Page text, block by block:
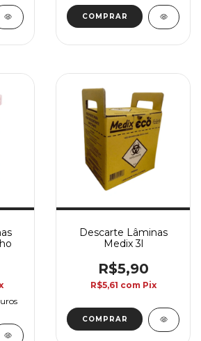
Descarte Lâminas
Medix 3l
R$5,90
R$5,61 com Pix